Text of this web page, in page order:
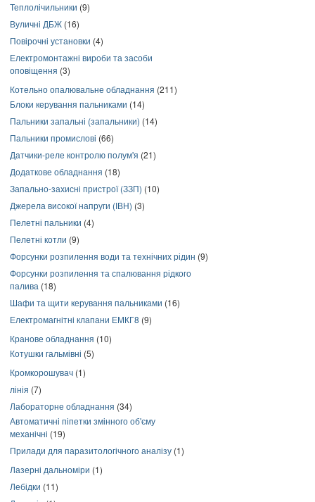
Теплолічильники (9)
Вуличні ДБЖ (16)
Повірочні установки (4)
Електромонтажні вироби та засоби
оповіщення (3)
Котельно опалювальне обладнання (211)
Блоки керування пальниками (14)
Пальники запальні (запальники) (14)
Пальники промислові (66)
Датчики-реле контролю полум'я (21)
Додаткове обладнання (18)
Запально-захисні пристрої (ЗЗП) (10)
Джерела високої напруги (ІВН) (3)
Пелетні пальники (4)
Пелетні котли (9)
Форсунки розпилення води та технічних рідин (9)
Форсунки розпилення та спалювання рідкого
палива (18)
Шафи та щити керування пальниками (16)
Електромагнітні клапани ЕМКГ8 (9)
Кранове обладнання (10)
Котушки гальмівні (5)
Кромкорошувач (1)
лінія (7)
Лабораторне обладнання (34)
Автоматичні піпетки змінного об'єму
механічні (19)
Прилади для паразитологічного аналізу (1)
Лазерні дальноміри (1)
Лебідки (11)